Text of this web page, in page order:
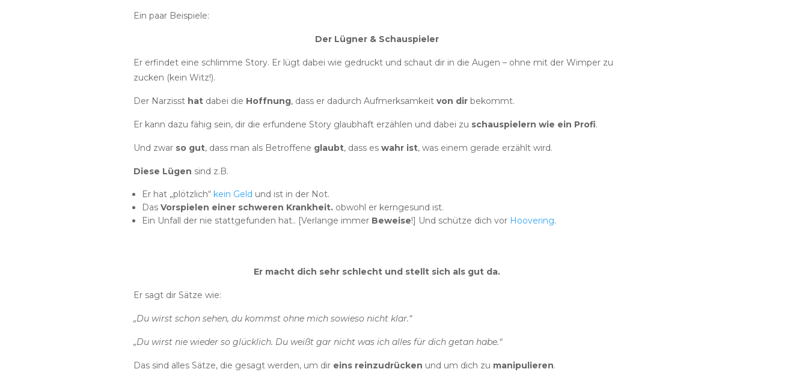
Ein paar Beispiele:
Der Lügner & Schauspieler
Er erfindet eine schlimme Story. Er lügt dabei wie gedruckt und schaut dir in die Augen – ohne mit der Wimper zu
zucken (kein Witz!).
Der Narzisst hat dabei die Hoffnung, dass er dadurch Aufmerksamkeit von dir bekommt.
Er kann dazu fähig sein, dir die erfundene Story glaubhaft erzählen und dabei zu schauspielern wie ein Profi.
Und zwar so gut, dass man als Betroffene glaubt, dass es wahr ist, was einem gerade erzählt wird.
Diese Lügen sind z.B.
Er hat „plötzlich“ kein Geld und ist in der Not.
Das Vorspielen einer schweren Krankheit. obwohl er kerngesund ist.
Ein Unfall der nie stattgefunden hat.. [Verlange immer Beweise!] Und schütze dich vor Hoovering.
Er macht dich sehr schlecht und stellt sich als gut da.
Er sagt dir Sätze wie:
„Du wirst schon sehen, du kommst ohne mich sowieso nicht klar.“
„Du wirst nie wieder so glücklich. Du weißt gar nicht was ich alles für dich getan habe.“
Das sind alles Sätze, die gesagt werden, um dir eins reinzudrücken und um dich zu manipulieren.